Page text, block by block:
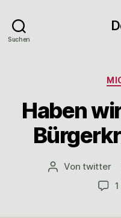
Suchen
Haben
Beitragsautor
Vontwitter